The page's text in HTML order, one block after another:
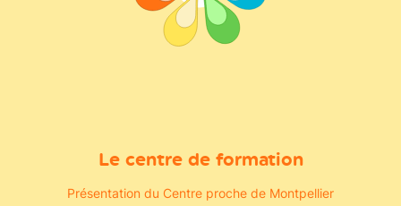
Le centre de formation
Présentation du Centre proche de Montpellier